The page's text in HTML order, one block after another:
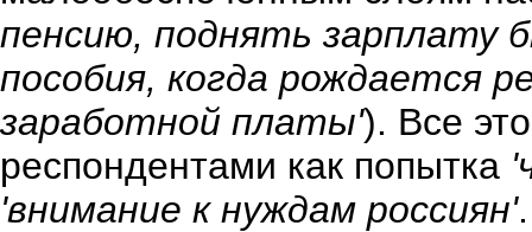
пенсию, поднять зарплату
пособия, когда рождается
заработной платы'). Все
респондентами как попытка
'внимание к нуждам россиян'.